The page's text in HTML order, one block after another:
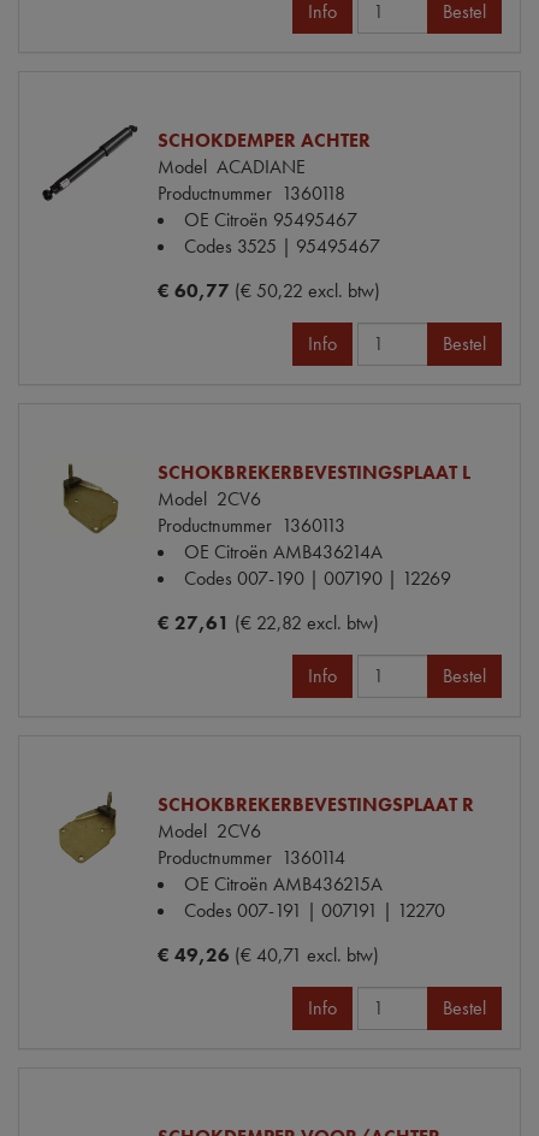
Info Bestel
SCHOKDEMPER ACHTER
Model ACADIANE
Productnummer 1360118
OE Citroën 95495467
Codes 3525 | 95495467
€ 60,77 (€ 50,22 excl. btw)
Info Bestel
SCHOKBREKERBEVESTINGSPLAAT L
Model 2CV6
Productnummer 1360113
OE Citroën AMB436214A
Codes 007-190 | 007190 | 12269
€ 27,61 (€ 22,82 excl. btw)
Info Bestel
SCHOKBREKERBEVESTINGSPLAAT R
Model 2CV6
Productnummer 1360114
OE Citroën AMB436215A
Codes 007-191 | 007191 | 12270
€ 49,26 (€ 40,71 excl. btw)
Info Bestel